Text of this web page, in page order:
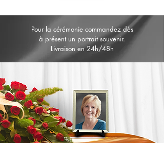
Pour la cérémonie commandez dès
à présent un portrait souvenir.
Livraison en 24h/48h